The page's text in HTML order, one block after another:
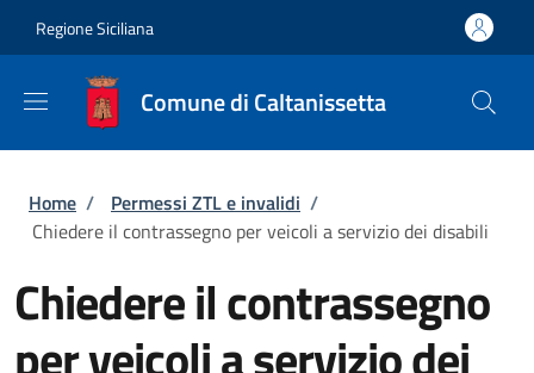
Regione Siciliana
Comune di Caltanissetta
Briciole di pane
Home / Permessi ZTL e invalidi /
Chiedere il contrassegno per veicoli a servizio dei disabili
Chiedere il contrassegno